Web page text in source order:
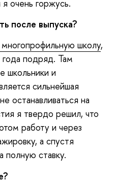
очень горжусь.
после выпуска?
школу,
года подряд. Там
школьники и
сильнейшая
останавливаться на
я твердо решил, что
работу и через
а спустя
полную ставку.